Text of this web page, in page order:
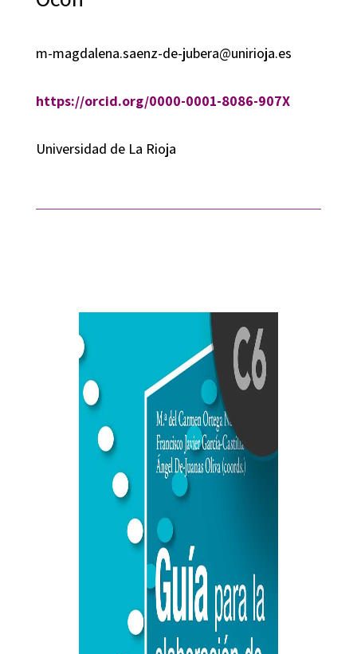
m-magdalena.saenz-de-jubera@unirioja.es
https://orcid.org/0000-0001-8086-907X
Universidad de La Rioja